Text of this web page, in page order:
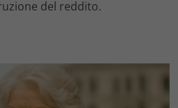
del reddito.